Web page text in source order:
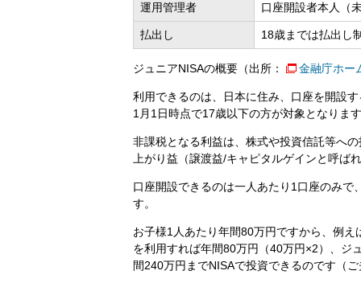
運用管理者 口座開設者本人（
払出し 18歳までは払出し
ジュニアNISAの概要（出所： 金融庁ホー
利用できるのは、日本に住み、口座を開設
1月1日時点で17歳以下の方が対象となりま
非課税となる利益は、株式や投資信託等へ
上がり益（譲渡益/キャピタルゲインと呼ば
口座開設できるのは一人あたり1口座のみ
す。
お子様1人あたり年間80万円ですから、例
を利用すれば年間80万円（40万円×2）、ジ
間240万円までNISAで投資できるのです（